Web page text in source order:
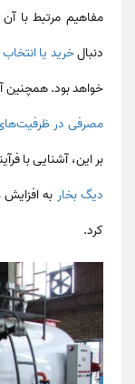
مفاهیم مرتبط با
دنبالخرید یا
خواهد بود. همچنین
مصرفی در
بر این، آشنایی با
دیگ بخار به
کرد.